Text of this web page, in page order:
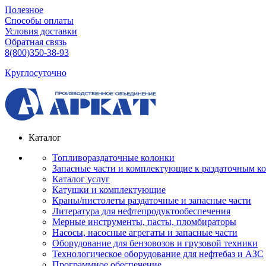
Полезное
Способы оплаты
Условия доставки
Обратная связь
8(800)350-38-93
Круглосуточно
Каталог
Топливораздаточные колонки
Запасные части и комплектующие к раздаточным
Каталог услуг
Катушки и комплектующие
Краны/пистолеты раздаточные и запасные части
Литература для нефтепродуктообеспечения
Мерные инструменты, пасты, пломбираторы
Насосы, насосные агрегаты и запасные части
Оборудование для бензовозов и грузовой техники
Технологическое оборудование для нефтебаз и АЗС